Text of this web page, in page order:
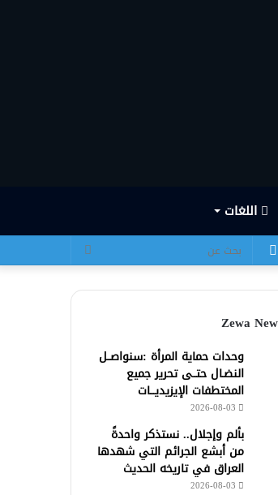
اللغات
الوضع
وحدات حماية المرأة :سنواصــل
النضـال حتــى تحرير جميع
المختطفات الإيزيديـــات
2026-08-03
بألم وإجلال.. نستذكر واحدةً
من أبشع الجرائم التي شهدها
العراق في تاريخه الحديث
2026-08-03